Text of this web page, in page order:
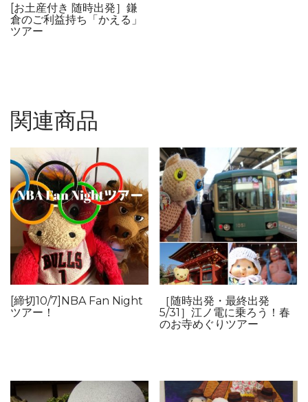
[お土産付き 随時出発］鎌
倉のご利益持ち「かえる」
ツアー
関連商品
[締切10/7]NBA Fan Night
ツアー！
［随時出発・最終出発
5/31］江ノ電に乗ろう！春
のお寺めぐりツアー